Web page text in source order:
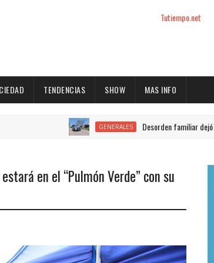
Tutiempo.net
TENDENCIAS SHOW MAS INFO
GENERALES Desorden familiar dejó a dos
en el “Pulmón Verde” con su